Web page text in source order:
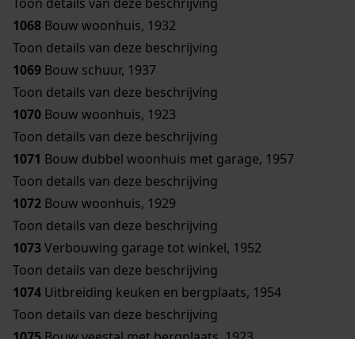
1068 Bouw woonhuis, 1932
Toon details van deze beschrijving
1069 Bouw schuur, 1937
Toon details van deze beschrijving
1070 Bouw woonhuis, 1923
Toon details van deze beschrijving
1071 Bouw dubbel woonhuis met garage, 1957
Toon details van deze beschrijving
1072 Bouw woonhuis, 1929
Toon details van deze beschrijving
1073Verbouwing garage tot winkel, 1952
Toon details van deze beschrijving
1074 Uitbreiding keuken en bergplaats, 1954
Toon details van deze beschrijving